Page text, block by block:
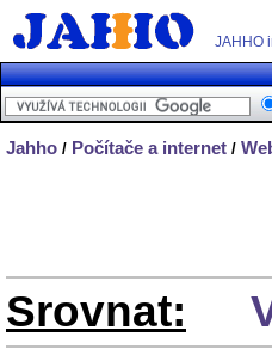
JAHHO
Jahho / Počítače a internet /
Srovnat: